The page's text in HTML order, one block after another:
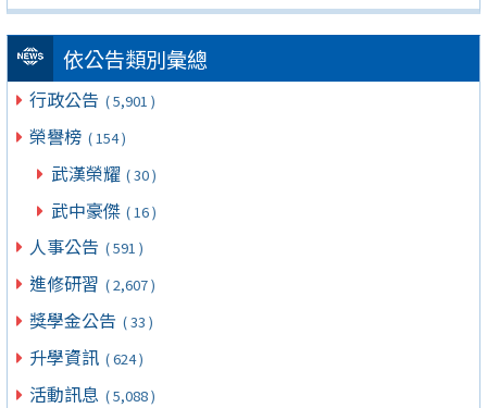
依公告類別彙總
行政公告 ( 5,901 )
榮譽榜 ( 154 )
武漢榮耀 ( 30 )
武中豪傑 ( 16 )
人事公告 ( 591 )
進修研習 ( 2,607 )
獎學金公告 ( 33 )
升學資訊 ( 624 )
活動訊息 ( 5,088 )